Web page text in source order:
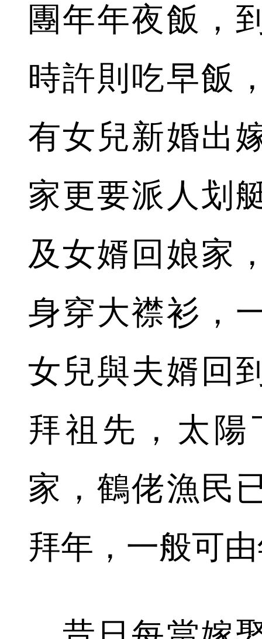
團年年夜飯，
時許則吃早飯
有女兒新婚出
家更要派人划
及女婿回娘家
身穿大襟衫，
女兒與夫婿回
拜祖先，太
家，鶴佬漁民
拜年，一般可